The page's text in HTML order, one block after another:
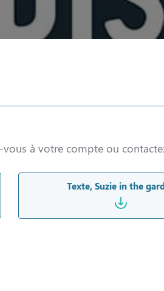
vous à votre compte ou
Texte, Suzie in the